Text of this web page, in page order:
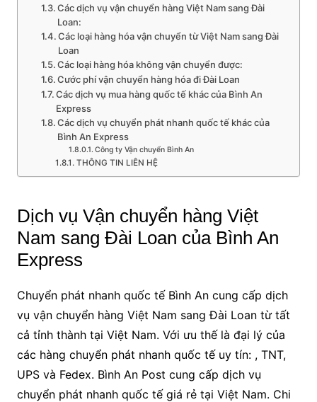
Các dịch vụ vận chuyển hàng Việt Nam sang Đài
Loan:
Các loại hàng hóa vận chuyển từ Việt Nam sang Đài
Loan
Các loại hàng hóa không vận chuyển được:
Cước phí vận chuyển hàng hóa đi Đài Loan
Các dịch vụ mua hàng quốc tế khác của Bình An
Express
Các dịch vụ chuyển phát nhanh quốc tế khác của
Bình An Express
Công ty Vận chuyển Bình An
THÔNG TIN LIÊN HỆ
Dịch vụ Vận chuyển hàng Việt
Nam sang Đài Loan của Bình An
Express
Chuyển phát nhanh quốc tế Bình An cung cấp dịch
vụ vận chuyển hàng Việt Nam sang Đài Loan từ tất
cả tỉnh thành tại Việt Nam. Với ưu thế là đại lý của
các hàng chuyển phát nhanh quốc tế uy tín: , TNT,
UPS và Fedex. Bình An Post cung cấp dịch vụ
chuyển phát nhanh quốc tế giá rẻ tại Việt Nam. Chi